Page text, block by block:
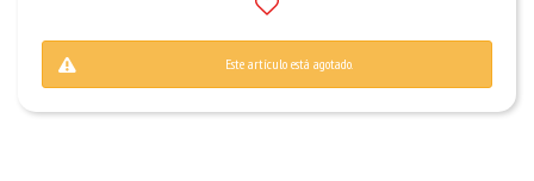
Este artículo está agotado.